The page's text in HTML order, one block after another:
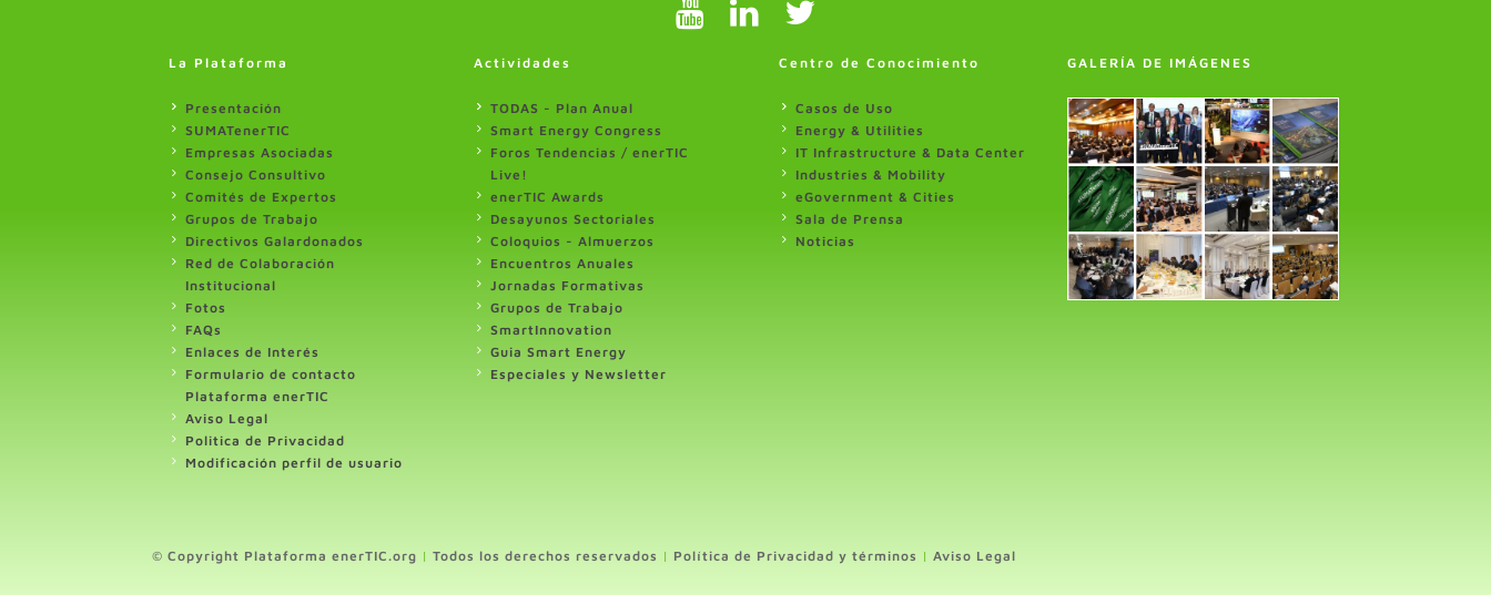
La Plataforma
Presentación
SUMATenerTIC
Empresas Asociadas
Consejo Consultivo
Comités de Expertos
Grupos de Trabajo
Directivos Galardonados
Red de Colaboración
Institucional
Fotos
FAQs
Enlaces de Interés
Formulario de contacto
Plataforma enerTIC
Aviso Legal
Politica de Privacidad
Modificación perfil de usuario
Actividades
TODAS - Plan Anual
Smart Energy Congress
Foros Tendencias / enerTIC
Live!
enerTIC Awards
Desayunos Sectoriales
Coloquios - Almuerzos
Encuentros Anuales
Jornadas Formativas
Grupos de Trabajo
SmartInnovation
Guia Smart Energy
Especiales y Newsletter
Centro de Conocimiento
Casos de Uso
Energy & Utilities
IT Infrastructure & Data Center
Industries & Mobility
eGovernment & Cities
Sala de Prensa
Noticias
GALERÍA DE IMÁGENES
© Copyright Plataforma enerTIC.org | Todos los derechos reservados | Política de Privacidad y términos | Aviso Legal